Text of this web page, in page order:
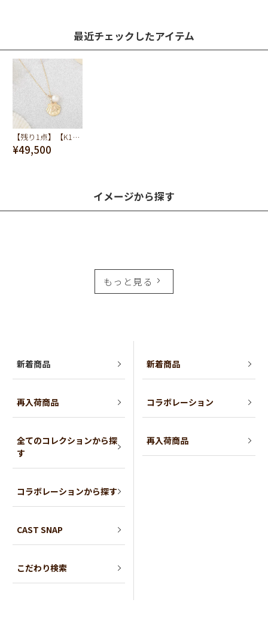
最近チェックしたアイテム
【残り1点】【K10】シーシェル ネックレス
¥49,500
イメージから探す
もっと見る
新着商品
再入荷商品
全てのコレクションから探
す
コラボレーションから探す
CAST SNAP
こだわり検索
新着商品
コラボレーション
再入荷商品